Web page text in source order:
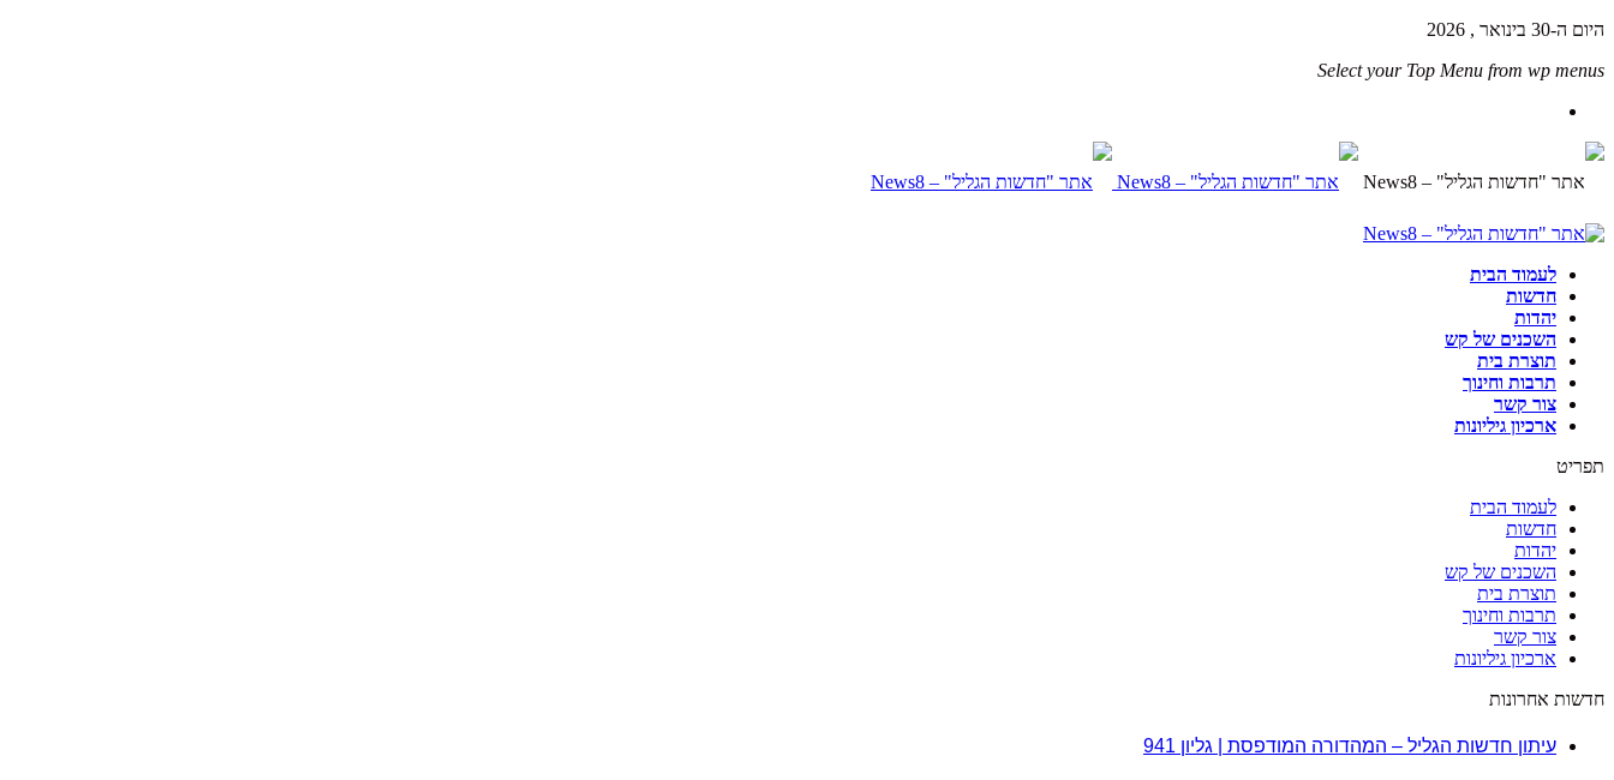
היום ה-30 בינואר , 2026
Select your Top Menu from wp menus
לעמוד הבית
חדשות
יהדות
השכנים של קש
תוצרת בית
תרבות וחינוך
צור קשר
ארכיון גיליונות
תפריט
לעמוד הבית
חדשות
יהדות
השכנים של קש
תוצרת בית
תרבות וחינוך
צור קשר
ארכיון גיליונות
חדשות אחרונות
עיתון חדשות הגליל – המהדורה המודפסת | גליון 941